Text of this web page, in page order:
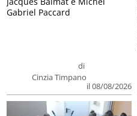
di
Cinzia Timpano
il 08/08/2026
Gabriel Paccard